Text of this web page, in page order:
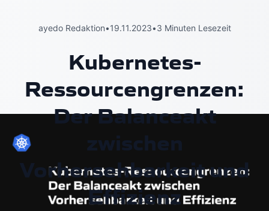
ayedo Redaktion•19.11.2023•3 Minuten Lesezeit
Kubernetes-
Ressourcengrenzen:
Der Balanceakt
zwischen
Vorhersehbarkeit und
Effizienz